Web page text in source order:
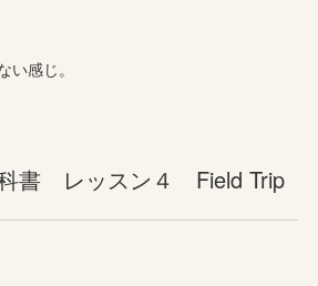
い感じ。
書 レッスン４ Field Trip